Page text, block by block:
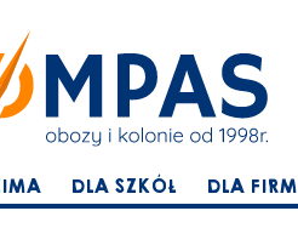
DLA SZKÓŁ DLA FIRM